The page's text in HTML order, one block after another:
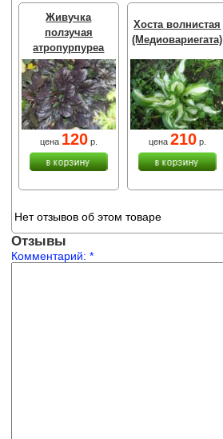
Живучка
ползучая
атропурпуреа
цена 120р.
Хоста волнистая
(Медиовариегата)
цена 210р.
Нет отзывов об этом товаре
Отзывы
Комментарий: *